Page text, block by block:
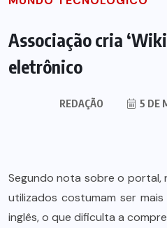
Associação cria
eletrônico
REDAÇÃO 5 DE
Segundo nota sobre o portal,
utilizados costumam ser
inglês, o que dificulta a